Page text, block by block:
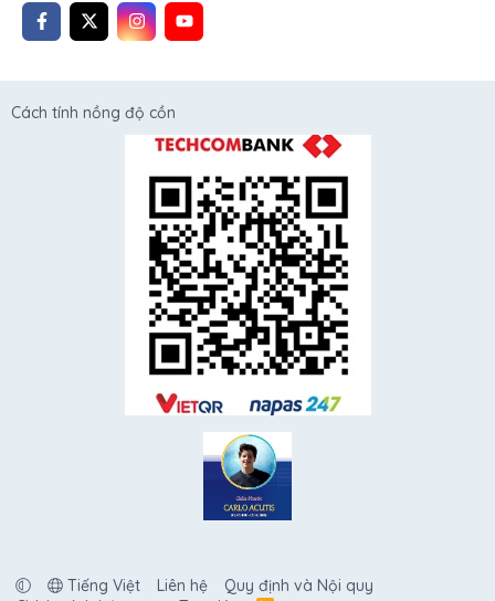
Cách tính nồng độ cồn
Tiếng Việt Liên hệ
Quy định và Nội quy